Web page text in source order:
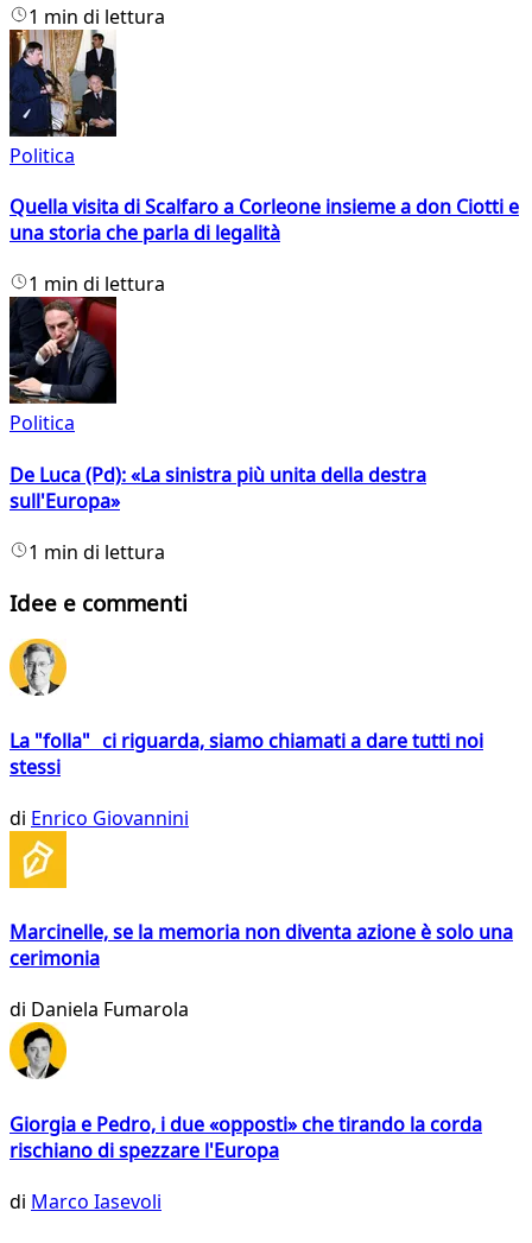
1 min di lettura
Politica
Quella visita di Scalfaro a Corleone insieme a don Ciotti e
una storia che parla di legalità
1 min di lettura
Politica
De Luca (Pd): «La sinistra più unita della destra
sull'Europa»
1 min di lettura
Idee e commenti
La "folla" ci riguarda, siamo chiamati a dare tutti noi
stessi
di Enrico Giovannini
Marcinelle, se la memoria non diventa azione è solo una
cerimonia
di Daniela Fumarola
Giorgia e Pedro, i due «opposti» che tirando la corda
rischiano di spezzare l'Europa
di Marco Iasevoli